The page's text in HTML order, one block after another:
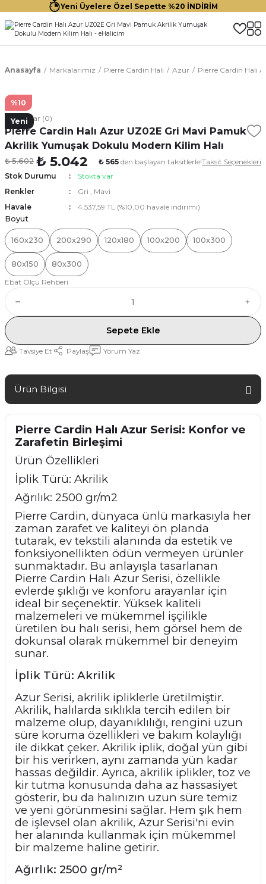
Yeni Üyelere Özel Sepette %20 İNDİRİM
Anasayfa Markalarımız Pierre Cardin Halı Azur Pierre Cardin Halı
%10
Yeni
Yorumlar (0)
Pierre Cardin Halı Azur UZ02E Gri Mavi Pamuk
Akrilik Yumuşak Dokulu Modern Kilim Halı
₺ 5.602 ₺ 5.042 ₺ 565 den başlayan taksitlerle!Taksit Seçenekleri
Stok Durumu
Stokta var
Renkler
Gri , Mavi
Havale
4.537,59 TL (%10,00 havale indirimi)
Boyut
160x230 200x290 120x180 100x200 100x300
80x150
80x300
Ebat Ölçü Rehberi
Sepete Ekle
Tavsiye Et Paylaş Yorum Yaz
Ürün Bilgisi
Pierre Cardin Halı Azur Serisi: Konfor ve
Zarafetin Birleşimi
Ürün Özellikleri
İplik Türü: Akrilik
Ağrılık: 2500 gr/m2
Pierre Cardin, dünyaca ünlü markasıyla her
zaman zarafet ve kaliteyi ön planda
tutarak, ev tekstili alanında da estetik ve
fonksiyonellikten ödün vermeyen ürünler
sunmaktadır. Bu anlayışla tasarlanan
Pierre Cardin Halı Azur Serisi, özellikle
evlerde şıklığı ve konforu arayanlar için
ideal bir seçenektir. Yüksek kaliteli
malzemeleri ve mükemmel işçilikle
üretilen bu halı serisi, hem görsel hem de
dokunsal olarak mükemmel bir deneyim
sunar.
İplik Türü: Akrilik
Azur Serisi, akrilik ipliklerle üretilmiştir.
Akrilik, halılarda sıklıkla tercih edilen bir
malzeme olup, dayanıklılığı, rengini uzun
süre koruma özellikleri ve bakım kolaylığı
ile dikkat çeker. Akrilik iplik, doğal yün gibi
bir his verirken, aynı zamanda yün kadar
hassas değildir. Ayrıca, akrilik iplikler, toz ve
kir tutma konusunda daha az hassasiyet
gösterir, bu da halınızın uzun süre temiz
ve yeni görünmesini sağlar. Hem şık hem
de işlevsel olan akrilik, Azur Serisi'ni evin
her alanında kullanmak için mükemmel
bir malzeme haline getirir.
Ağırlık: 2500 gr/m²